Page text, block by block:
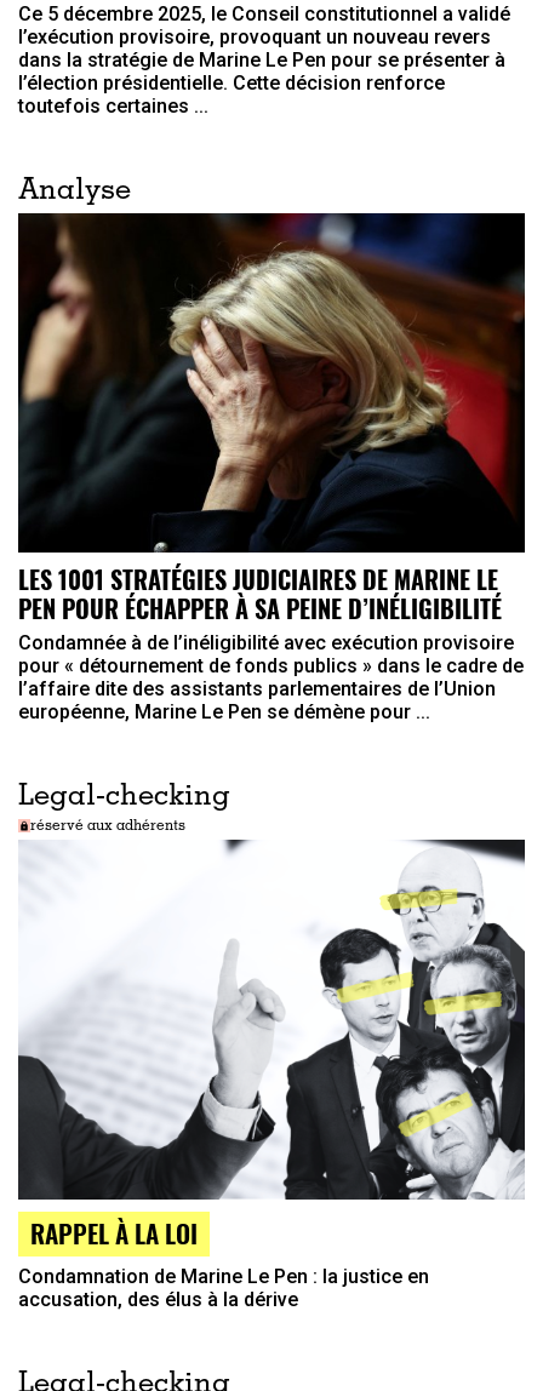
Ce 5 décembre 2025, le Conseil constitutionnel a validé
l’exécution provisoire, provoquant un nouveau revers
dans la stratégie de Marine Le Pen pour se présenter à
l’élection présidentielle. Cette décision renforce
toutefois certaines ...
Analyse
LES 1001 STRATÉGIES JUDICIAIRES DE MARINE LE
PEN POUR ÉCHAPPER À SA PEINE D’INÉLIGIBILITÉ
Condamnée à de l’inéligibilité avec exécution provisoire
pour « détournement de fonds publics » dans le cadre de
l’affaire dite des assistants parlementaires de l’Union
européenne, Marine Le Pen se démène pour ...
Legal-checking
réservé aux adhérents
RAPPEL À LA LOI
Condamnation de Marine Le Pen : la justice en
accusation, des élus à la dérive